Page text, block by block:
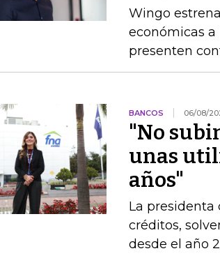
Wingo
económicas
presenten
BANCOS 06/08/
"No
unas
años"
La presidenta
créditos,
desde el año